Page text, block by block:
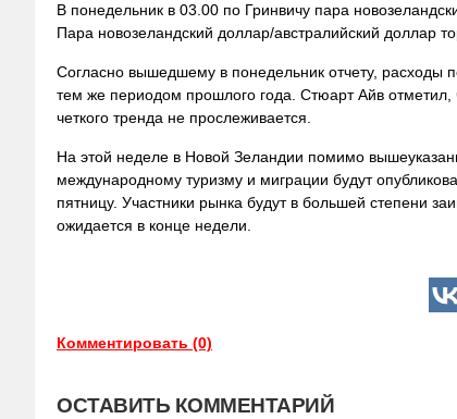
В понедельник в 03.00 по Гринвичу пара
Пара новозеландский доллар/австралийский доллар
Согласно вышедшему в понедельник отчету, расходы
тем же периодом прошлого года. Стюарт Айв
четкого тренда не прослеживается.
На этой неделе в Новой Зеландии помимо
международному туризму и миграции будут
пятницу. Участники рынка будут в большей степени
ожидается в конце недели.
Комментировать (0)
ОСТАВИТЬ КОММЕНТАРИЙ